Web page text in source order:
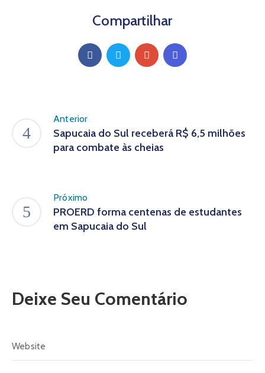
Compartilhar
Anterior
Sapucaia do Sul receberá R$ 6,5 milhões
para combate às cheias
Próximo
PROERD forma centenas de estudantes
em Sapucaia do Sul
Deixe Seu Comentário